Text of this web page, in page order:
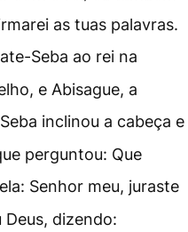
as tuas palavras.
Seba ao rei na
e Abisague, a
inclinou a cabeça e
perguntou: Que
Senhor meu, juraste
Deus, dizendo: